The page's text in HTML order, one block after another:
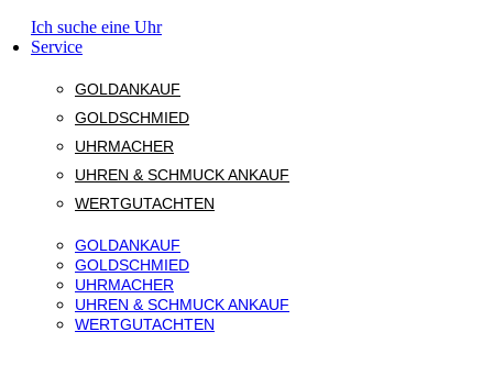
Ich suche eine Uhr
Service
GOLDANKAUF
GOLDSCHMIED
UHRMACHER
UHREN & SCHMUCK ANKAUF
WERTGUTACHTEN
GOLDANKAUF
GOLDSCHMIED
UHRMACHER
UHREN & SCHMUCK ANKAUF
WERTGUTACHTEN